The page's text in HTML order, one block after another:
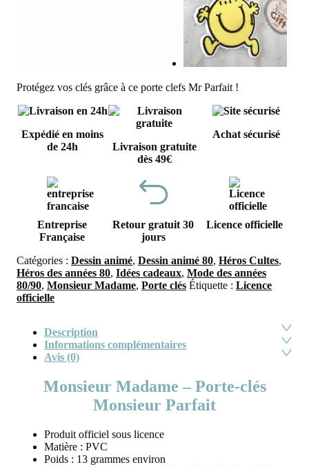
Protégez vos clés grâce à ce porte clefs Mr Parfait !
Expédié en moins
de 24h
Livraison gratuite
dès 49€
Achat sécurisé
Entreprise
Française
Retour gratuit 30
jours
Licence officielle
Catégories : Dessin animé, Dessin animé 80, Héros Cultes,
Héros des années 80, Idées cadeaux, Mode des années
80/90, Monsieur Madame, Porte clés Étiquette : Licence
officielle
Description
Informations complémentaires
Avis (0)
Monsieur Madame – Porte-clés
Monsieur Parfait
Produit officiel sous licence
Matière : PVC
Poids : 13 grammes environ